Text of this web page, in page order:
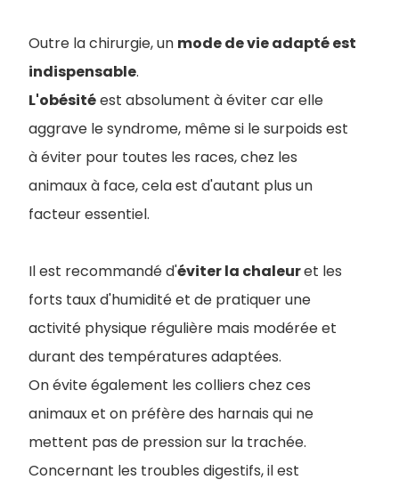
Outre la chirurgie, un mode de vie adapté est
indispensable.
L'obésitéest absolument à éviter car elle
aggrave le syndrome, même si le surpoids est
à éviter pour toutes les races, chez les
animaux à face, cela est d'autant plus un
facteur essentiel.
Il est recommandé d'éviter la chaleuret les
forts taux d'humidité et de pratiquer une
activité physique régulière mais modérée et
durant des températures adaptées.
On évite également les colliers chez ces
animaux et on préfère des harnais qui ne
mettent pas de pression sur la trachée.
Concernant les troubles digestifs, il est